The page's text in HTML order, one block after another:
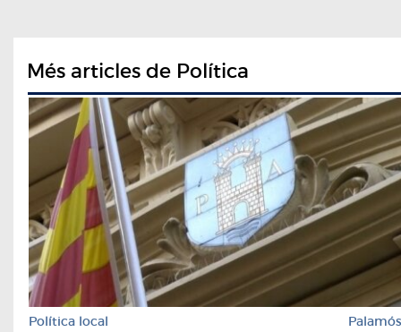
Més articles de Política
Política local Palamós